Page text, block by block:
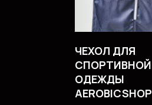
ЧЕХОЛ ДЛЯ
СПОРТИВНОЙ
ОДЕЖДЫ
AEROBICSHOP